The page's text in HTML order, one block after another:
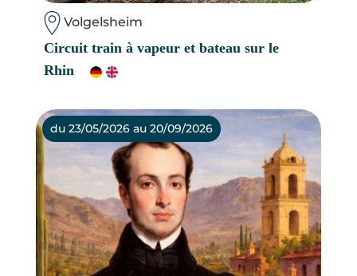
Volgelsheim
Circuit train à vapeur et bateau sur le
Rhin
du 23/05/2026 au 20/09/2026